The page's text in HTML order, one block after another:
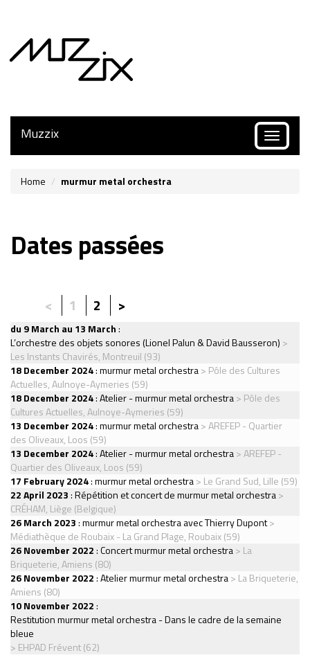
Toggle
Muzzix
Home murmur metal orchestra
Dates passées
< 1 2 >
du 9 March au 13 March:
L’orchestre des objets sonores (Lionel Palun & David Bausseron) >
Les Instants Chavirés, Montreuil (93)
18 December 2024:murmur metal orchestra> Pôle des Cultures
Actuelles, Aulnoye-Aymeries (59)
18 December 2024:Atelier - murmur metal orchestra> Pôle des
Cultures Actuelles, Aulnoye-Aymeries (59)
13 December 2024:murmur metal orchestra> AREFEP - Quartier
des Oliveaux, Loos (59)
13 December 2024:Atelier - murmur metal orchestra> AREFEP -
Quartier des Oliveaux, Loos (59)
17 February 2024:murmur metal orchestra> Le Grand Sud, Lille (59)
22 April 2023:Répétition et concert de murmur metal orchestra>
CRÉHAM, Liège (Belgique)
26 March 2023:murmur metal orchestra avec Thierry Dupont>
Médiathèque de Roubaix - La Grand Plage, Roubaix (59)
26 November 2022:Concert murmur metal orchestra> La
Briqueterie, Amiens (80)
26 November 2022:Atelier murmur metal orchestra> La Briqueterie,
Amiens (80)
10 November 2022:
Restitution murmur metal orchestra - Dans le cadre de la semaine
bleue
> EHPAD Frévent (62)